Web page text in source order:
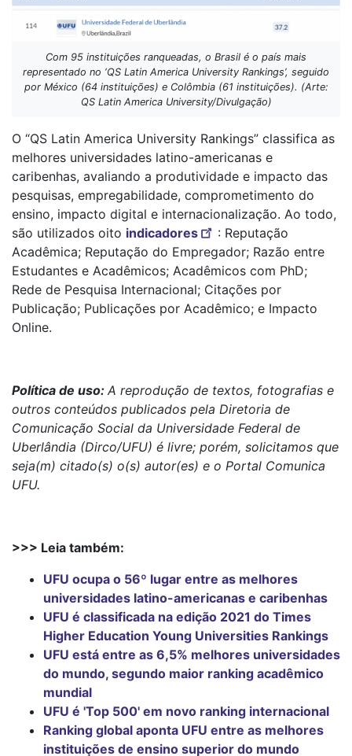
Com 95 instituições ranqueadas, o Brasil é o país mais
representado no ‘QS Latin America University Rankings’, seguido
por México (64 instituições) e Colômbia (61 instituições). (Arte:
QS Latin America University/Divulgação)
O “QS Latin America University Rankings” classifica as
melhores universidades latino-americanas e
caribenhas, avaliando a produtividade e impacto das
pesquisas, empregabilidade, comprometimento do
ensino, impacto digital e internacionalização. Ao todo,
são utilizados oito indicadores
: Reputação
Acadêmica; Reputação do Empregador; Razão entre
Estudantes e Acadêmicos; Acadêmicos com PhD;
Rede de Pesquisa Internacional; Citações por
Publicação; Publicações por Acadêmico; e Impacto
Online.
Política de uso: A reprodução de textos, fotografias e
outros conteúdos publicados pela Diretoria de
Comunicação Social da Universidade Federal de
Uberlândia (Dirco/UFU) é livre; porém, solicitamos que
seja(m) citado(s) o(s) autor(es) e o Portal Comunica
UFU.
>>> Leia também:
UFU ocupa o 56º lugar entre as melhores
universidades latino-americanas e caribenhas
UFU é classificada na edição 2021 do Times
Higher Education Young Universities Rankings
UFU está entre as 6,5% melhores universidades
do mundo, segundo maior ranking acadêmico
mundial
UFU é 'Top 500' em novo ranking internacional
Ranking global aponta UFU entre as melhores
instituições de ensino superior do mundo